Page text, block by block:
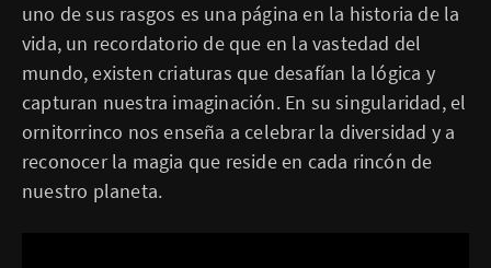
uno de sus rasgos es una página en la historia de la
vida, un recordatorio de que en la vastedad del
mundo, existen criaturas que desafían la lógica y
capturan nuestra imaginación. En su singularidad, el
ornitorrinco nos enseña a celebrar la diversidad y a
reconocer la magia que reside en cada rincón de
nuestro planeta.